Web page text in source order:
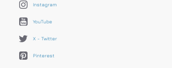
Instagram
YouTube
X - Twitter
Pinterest